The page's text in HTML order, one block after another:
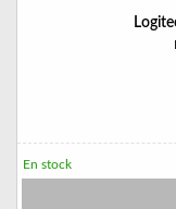
En stock